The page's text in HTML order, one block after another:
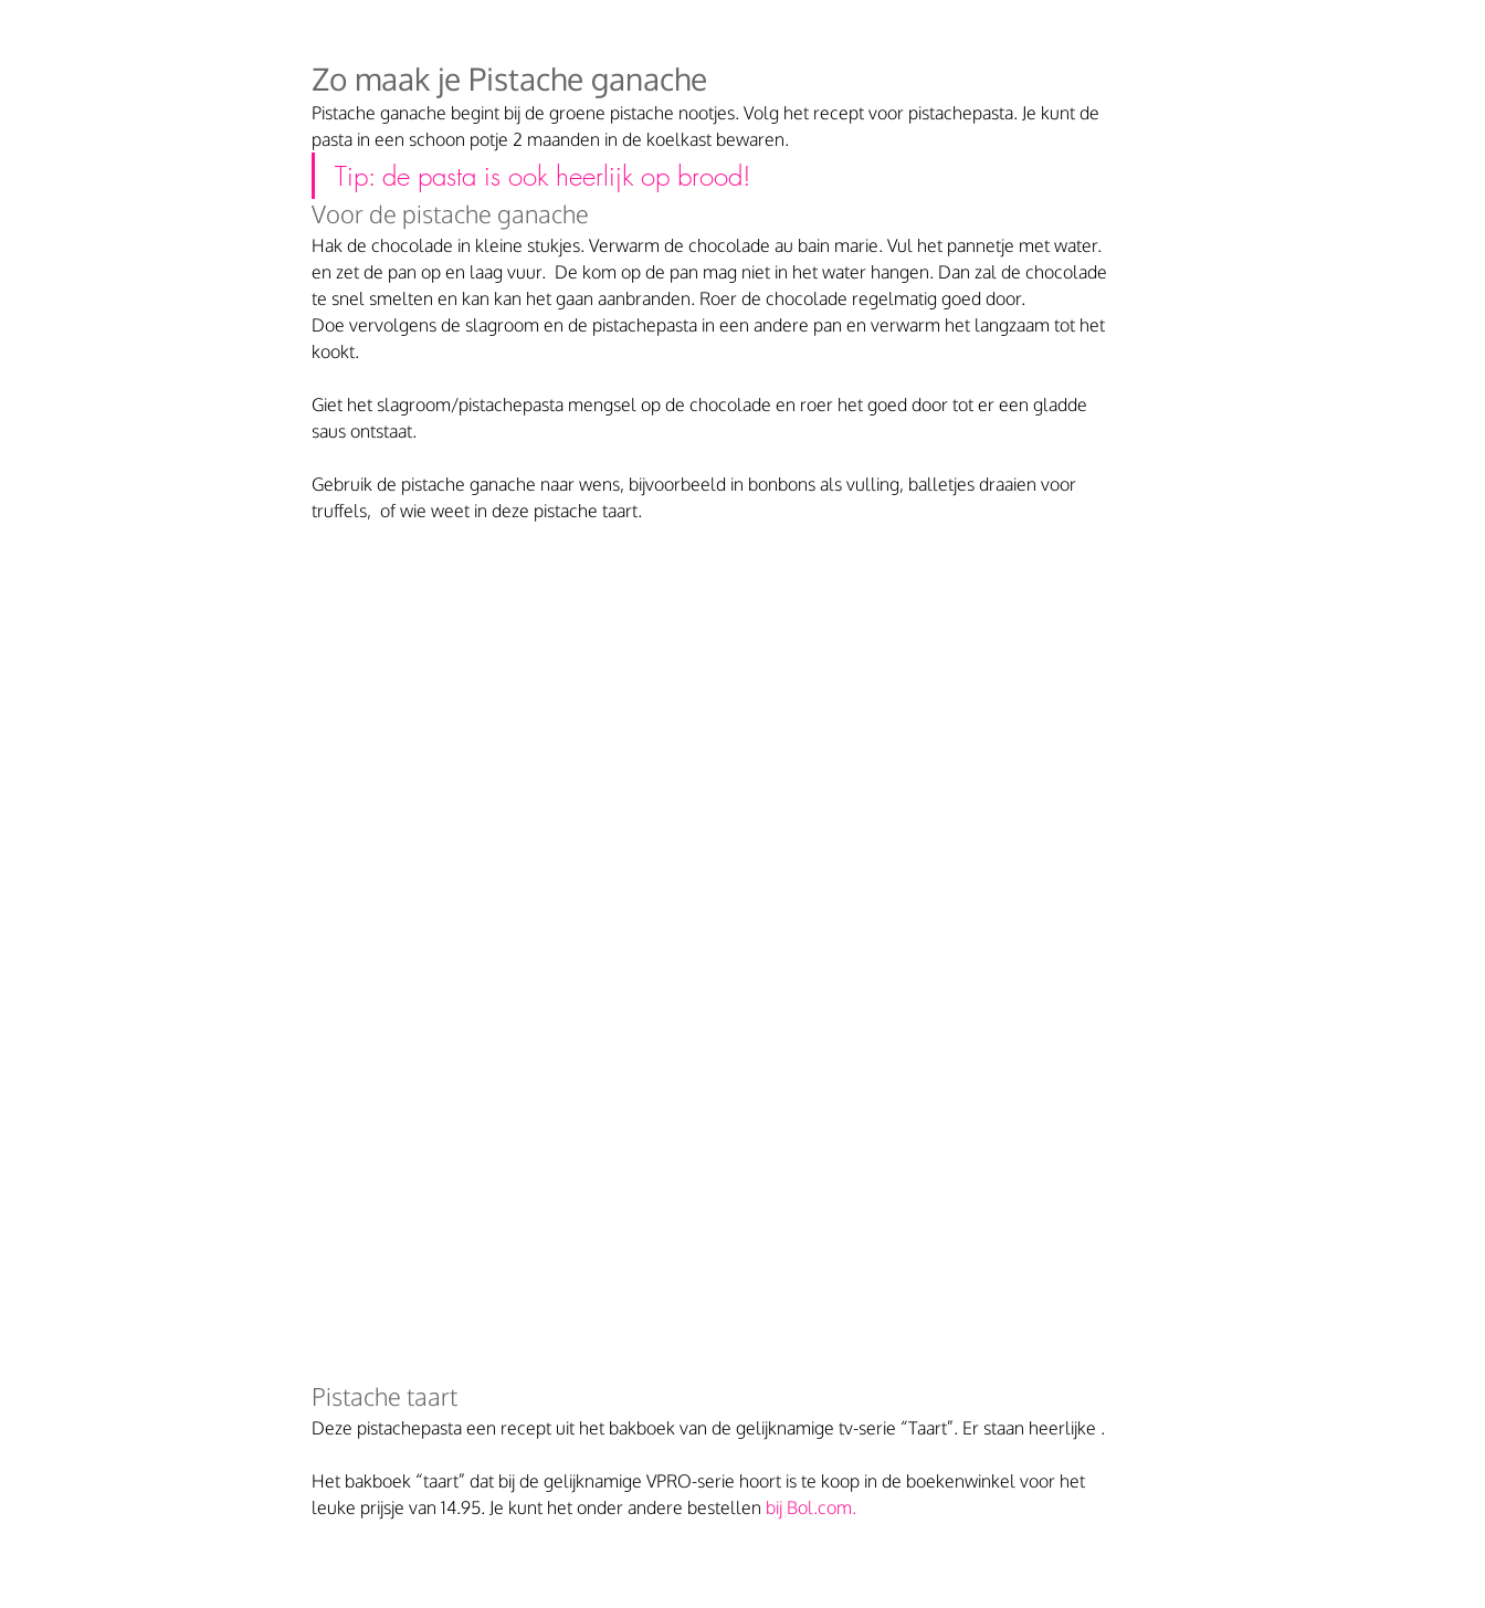
Zo maak je Pistache ganache
Pistache ganache begint bij de groene pistache nootjes. Volg het recept voor pistachepasta. Je kunt de
pasta in een schoon potje 2 maanden in de koelkast bewaren.
Tip: de pasta is ook heerlijk op brood!
Voor de pistache ganache
Hak de chocolade in kleine stukjes. Verwarm de chocolade au bain marie. Vul het pannetje met water.
en zet de pan op en laag vuur.  De kom op de pan mag niet in het water hangen. Dan zal de chocolade
te snel smelten en kan kan het gaan aanbranden. Roer de chocolade regelmatig goed door.
Doe vervolgens de slagroom en de pistachepasta in een andere pan en verwarm het langzaam tot het
kookt.
Giet het slagroom/pistachepasta mengsel op de chocolade en roer het goed door tot er een gladde
saus ontstaat.
Gebruik de pistache ganache naar wens, bijvoorbeeld in bonbons als vulling, balletjes draaien voor
truffels,  of wie weet in deze pistache taart.
Pistache taart
Deze pistachepasta een recept uit het bakboek van de gelijknamige tv-serie “Taart”. Er staan heerlijke .
Het bakboek “taart” dat bij de gelijknamige VPRO-serie hoort is te koop in de boekenwinkel voor het
leuke prijsje van 14.95. Je kunt het onder andere bestellen bij Bol.com.